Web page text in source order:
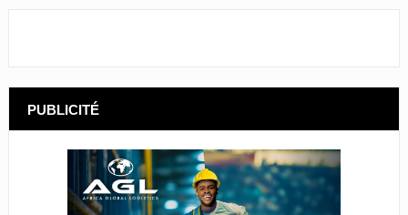
PUBLICITÉ